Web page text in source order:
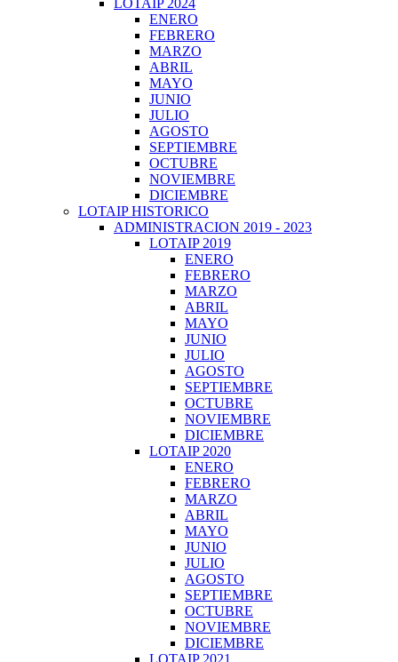
LOTAIP 2024
ENERO
FEBRERO
MARZO
ABRIL
MAYO
JUNIO
JULIO
AGOSTO
SEPTIEMBRE
OCTUBRE
NOVIEMBRE
DICIEMBRE
LOTAIP HISTORICO
ADMINISTRACION 2019 - 2023
LOTAIP 2019
ENERO
FEBRERO
MARZO
ABRIL
MAYO
JUNIO
JULIO
AGOSTO
SEPTIEMBRE
OCTUBRE
NOVIEMBRE
DICIEMBRE
LOTAIP 2020
ENERO
FEBRERO
MARZO
ABRIL
MAYO
JUNIO
JULIO
AGOSTO
SEPTIEMBRE
OCTUBRE
NOVIEMBRE
DICIEMBRE
LOTAIP 2021